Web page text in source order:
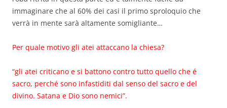
immaginare che al 60% dei casi il primo sproloquio che
verrà in mente sarà altamente somigliante…
Per quale motivo gli atei attaccano la chiesa?
“gli atei criticano e si battono contro tutto quello che é
sacro, perché sono infastiditi dal senso del sacro e del
divino. Satana e Dio sono nemici”.